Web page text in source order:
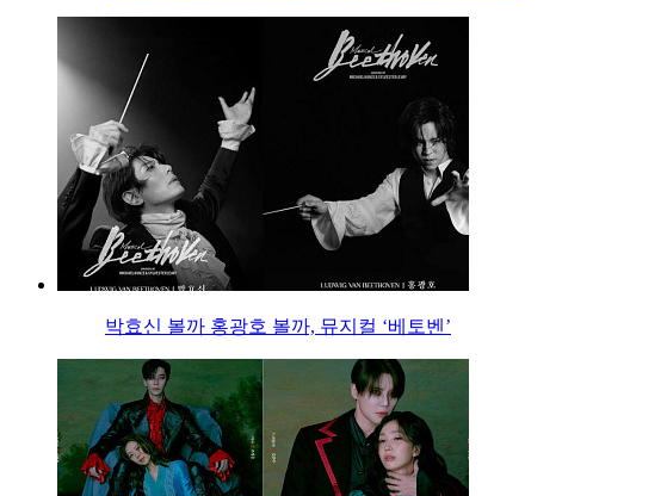
박효신 볼까 홍광호 볼까, 뮤지컬 ‘베토벤’